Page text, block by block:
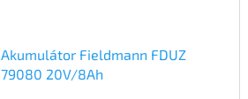
Akumulátor Fieldmann FDUZ
79080 20V/8Ah